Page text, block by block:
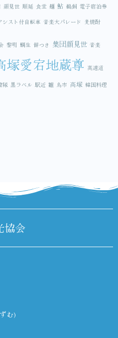
顔見世 順延 食堂 麺 鮎 鵜飼 電子宿泊券
シスト付自転車 音楽大パレード 麦焼酎
黎明 鯛生 餅つき 集団顔見世 音楽
塚愛宕地蔵尊 高速道
隊 黒ラベル 駅近 雛 鳥市 高塚 韓国料理
協会
む)